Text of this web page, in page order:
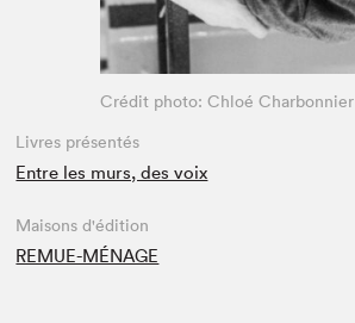
Crédit photo: Chloé Charbonnier
Livres présentés
Entre les murs, des voix
Maisons d'édition
REMUE-MÉNAGE